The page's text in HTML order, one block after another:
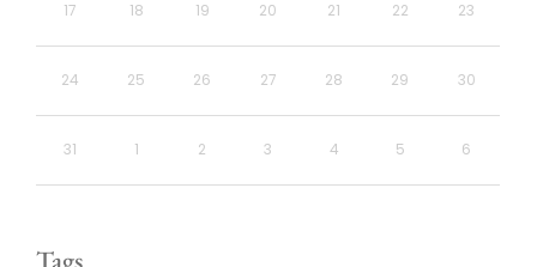
17 18 19 20 21 22 23
24 25 26 27 28 29 30
31 1 2 3 4 5 6
Tags